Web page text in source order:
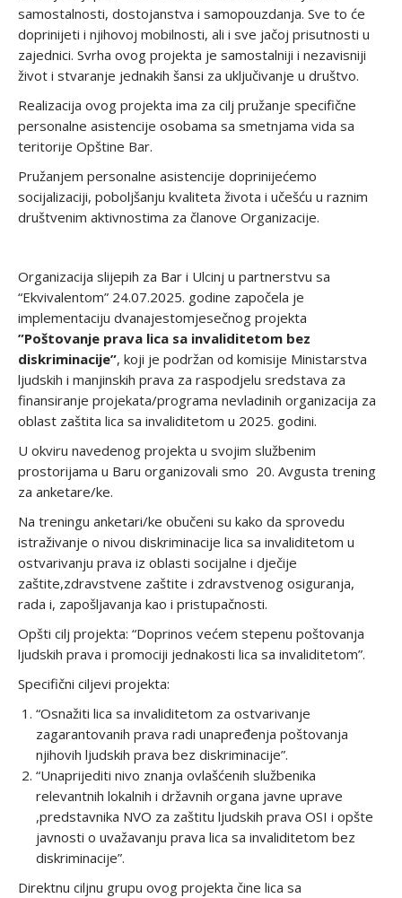
samostalnosti, dostojanstva i samopouzdanja. Sve to će
doprinijeti i njihovoj mobilnosti, ali i sve jačoj prisutnosti u
zajednici. Svrha ovog projekta je samostalniji i nezavisniji
život i stvaranje jednakih šansi za uključivanje u društvo.
Realizacija ovog projekta ima za cilj pružanje specifične
personalne asistencije osobama sa smetnjama vida sa
teritorije Opštine Bar.
Pružanjem personalne asistencije doprinijećemo
socijalizaciji, poboljšanju kvaliteta života i učešću u raznim
društvenim aktivnostima za članove Organizacije.
Organizacija slijepih za Bar i Ulcinj u partnerstvu sa
“Ekvivalentom” 24.07.2025. godine započela je
implementaciju dvanajestomjesečnog projekta
”Poštovanje prava lica sa invaliditetom bez
diskriminacije”, koji je podržan od komisije Ministarstva
ljudskih i manjinskih prava za raspodjelu sredstava za
finansiranje projekata/programa nevladinih organizacija za
oblast zaštita lica sa invaliditetom u 2025. godini.
U okviru navedenog projekta u svojim službenim
prostorijama u Baru organizovali smo 20. Avgusta trening
za anketare/ke.
Na treningu anketari/ke obučeni su kako da sprovedu
istraživanje o nivou diskriminacije lica sa invaliditetom u
ostvarivanju prava iz oblasti socijalne i dječije
zaštite,zdravstvene zaštite i zdravstvenog osiguranja,
rada i, zapošljavanja kao i pristupačnosti.
Opšti cilj projekta: “Doprinos većem stepenu poštovanja
ljudskih prava i promociji jednakosti lica sa invaliditetom”.
Specifični ciljevi projekta:
“Osnažiti lica sa invaliditetom za ostvarivanje
zagarantovanih prava radi unapređenja poštovanja
njihovih ljudskih prava bez diskriminacije”.
“Unaprijediti nivo znanja ovlašćenih službenika
relevantnih lokalnih i državnih organa javne uprave
,predstavnika NVO za zaštitu ljudskih prava OSI i opšte
javnosti o uvažavanju prava lica sa invaliditetom bez
diskriminacije”.
Direktnu ciljnu grupu ovog projekta čine lica sa